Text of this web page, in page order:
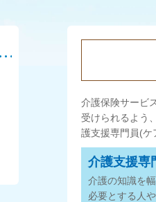
介護保険サービ
受けられるよう
護支援専門員(ケ
介護支援専
介護の知識を
必要とする人